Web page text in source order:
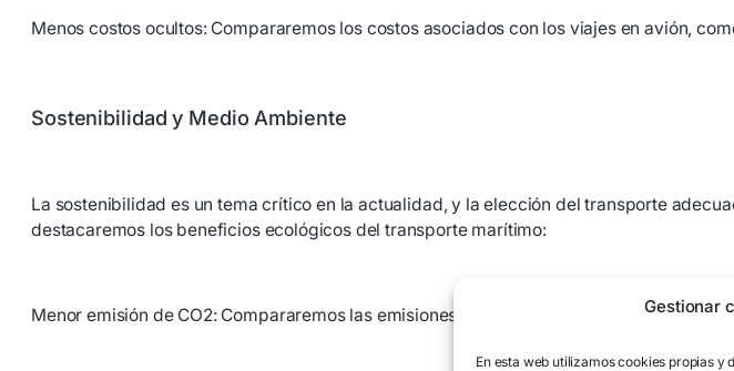
Gestionar
En esta web utilizamos cookies propias y
Menos costos ocultos: Compararemos los costos asociados con los viajes en avión,
Sostenibilidad y Medio Ambiente
La sostenibilidad es un tema crítico en la actualidad, y la elección del transporte
destacaremos los beneficios ecológicos del transporte marítimo:
Menor emisión de CO2: Compararemos las emisiones de carbono de los barcos y los